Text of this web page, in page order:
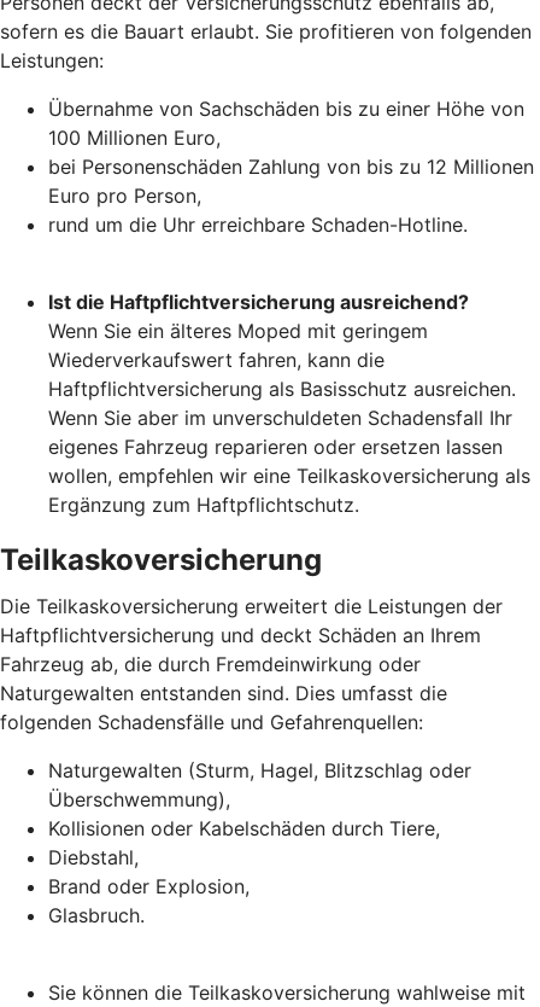
sofern es die Bauart erlaubt. Sie profitieren von folgenden
Leistungen:
Übernahme von Sachschäden bis zu einer Höhe von
100 Millionen Euro,
bei Personenschäden Zahlung von bis zu 12 Millionen
Euro pro Person,
rund um die Uhr erreichbare Schaden-Hotline.
Ist die Haftpflichtversicherung ausreichend?
Wenn Sie ein älteres Moped mit geringem
Wiederverkaufswert fahren, kann die
Haftpflichtversicherung als Basisschutz ausreichen.
Wenn Sie aber im unverschuldeten Schadensfall Ihr
eigenes Fahrzeug reparieren oder ersetzen lassen
wollen, empfehlen wir eine Teilkaskoversicherung als
Ergänzung zum Haftpflichtschutz.
Teilkaskoversicherung
Die Teilkaskoversicherung erweitert die Leistungen der
Haftpflichtversicherung und deckt Schäden an Ihrem
Fahrzeug ab, die durch Fremdeinwirkung oder
Naturgewalten entstanden sind. Dies umfasst die
folgenden Schadensfälle und Gefahrenquellen:
Naturgewalten (Sturm, Hagel, Blitzschlag oder
Überschwemmung),
Kollisionen oder Kabelschäden durch Tiere,
Diebstahl,
Brand oder Explosion,
Glasbruch.
Sie können die Teilkaskoversicherung wahlweise mit